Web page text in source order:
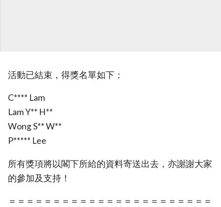
活動已結束，得獎名單如下：
C**** Lam
Lam Y** H**
Wong S** W**
P***** Lee
所有獎項將以閣下所給的資料寄送出去，亦謝謝大家
的參加及支持！
＝＝＝＝＝＝＝＝＝＝＝＝＝＝＝＝＝＝＝＝＝＝＝